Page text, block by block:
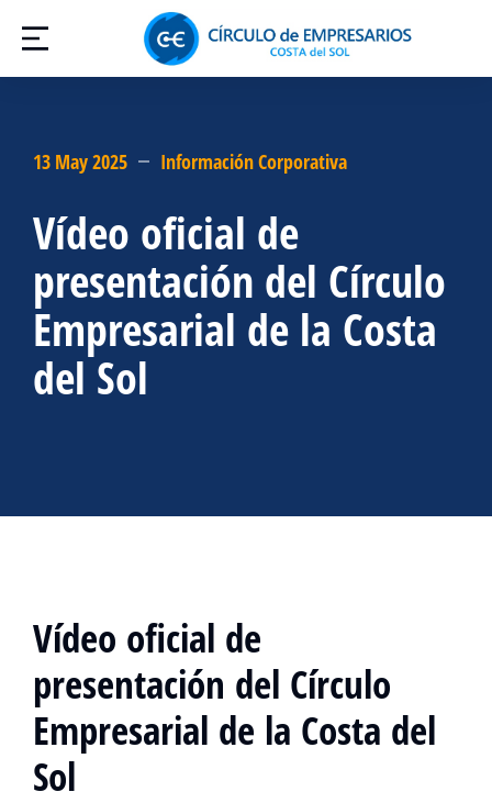
13 May 2025 Información Corporativa
Vídeo oficial de
presentación del Círculo
Empresarial de la Costa
del Sol
Vídeo oficial de
presentación del Círculo
Empresarial de la Costa del
Sol